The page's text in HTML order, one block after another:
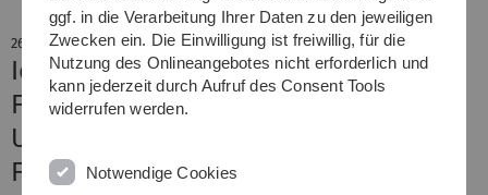
26. Mai 2023
Ideenwerkstatt für neue
Forschungsfelder
Uni Ulm ermöglicht
Forschungsinkubatoren
ggf. in die Verarbeitung Ihrer Daten zu den jeweiligen
Zwecken ein. Die Einwilligung ist freiwillig, für die
Nutzung des Onlineangebotes nicht erforderlich und
kann jederzeit durch Aufruf des Consent Tools
widerrufen werden.
Notwendige Cookies